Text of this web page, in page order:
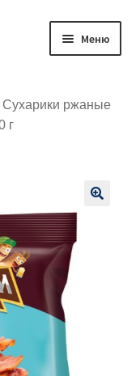
Меню
Сухарики ржаные
г